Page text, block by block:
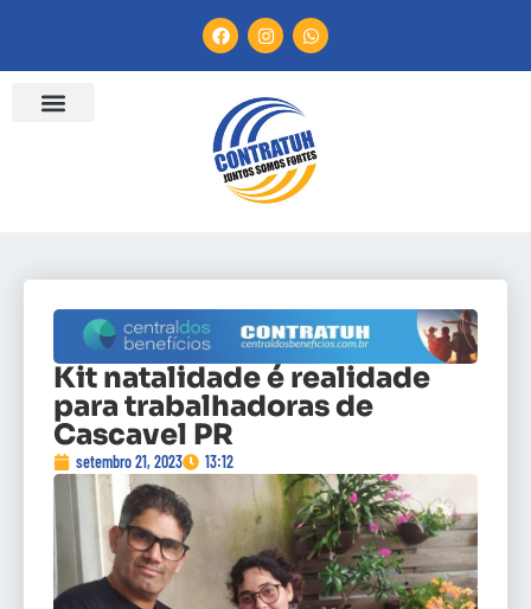
Kit natalidade é realidade
para trabalhadoras de
Cascavel PR
setembro 21, 2023 13:12